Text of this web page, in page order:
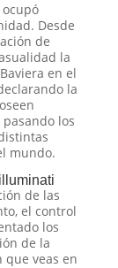
Desde
de
la
en el
la
los
mundo.
de las
el control
los
de la
veas en